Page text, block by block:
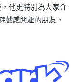
他更特別為大家介
戲感興趣的朋友，